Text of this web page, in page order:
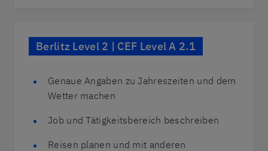
Berlitz Level 2 | CEF Level A 2.1
Genaue Angaben zu Jahreszeiten und dem
Wetter machen
Job und Tätigkeitsbereich beschreiben
Reisen planen und mit anderen